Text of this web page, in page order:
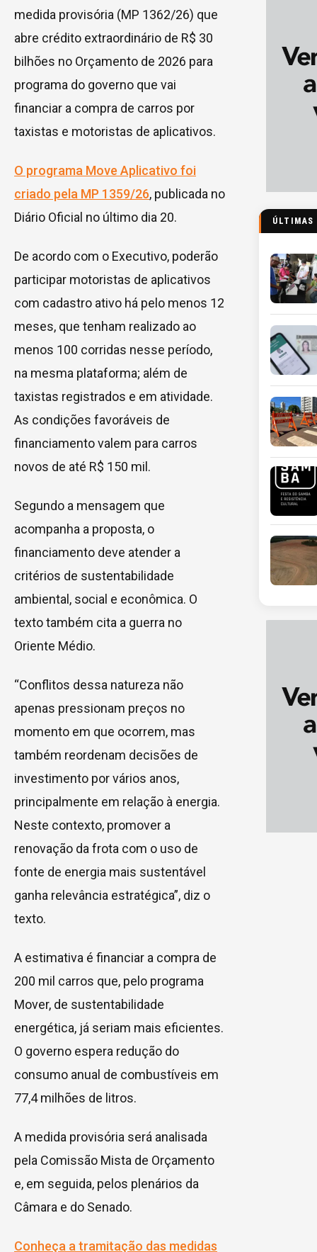
medida provisória (MP 1362/26) que
abre crédito extraordinário de R$ 30
bilhões no Orçamento de 2026 para
programa do governo que vai
financiar a compra de carros por
taxistas e motoristas de aplicativos.
O programa Move Aplicativo foi
criado pela MP 1359/26, publicada no
Diário Oficial no último dia 20.
De acordo com o Executivo, poderão
participar motoristas de aplicativos
com cadastro ativo há pelo menos 12
meses, que tenham realizado ao
menos 100 corridas nesse período,
na mesma plataforma; além de
taxistas registrados e em atividade.
As condições favoráveis de
financiamento valem para carros
novos de até R$ 150 mil.
Segundo a mensagem que
acompanha a proposta, o
financiamento deve atender a
critérios de sustentabilidade
ambiental, social e econômica. O
texto também cita a guerra no
Oriente Médio.
“Conflitos dessa natureza não
apenas pressionam preços no
momento em que ocorrem, mas
também reordenam decisões de
investimento por vários anos,
principalmente em relação à energia.
Neste contexto, promover a
renovação da frota com o uso de
fonte de energia mais sustentável
ganha relevância estratégica”, diz o
texto.
A estimativa é financiar a compra de
200 mil carros que, pelo programa
Mover, de sustentabilidade
energética, já seriam mais eficientes.
O governo espera redução do
consumo anual de combustíveis em
77,4 milhões de litros.
A medida provisória será analisada
pela Comissão Mista de Orçamento
e, em seguida, pelos plenários da
Câmara e do Senado.
Conheça a tramitação das medidas